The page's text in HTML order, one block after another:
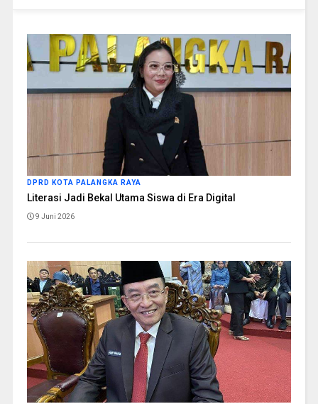
DPRD KOTA PALANGKA RAYA
Literasi Jadi Bekal Utama Siswa di Era Digital
9 Juni 2026